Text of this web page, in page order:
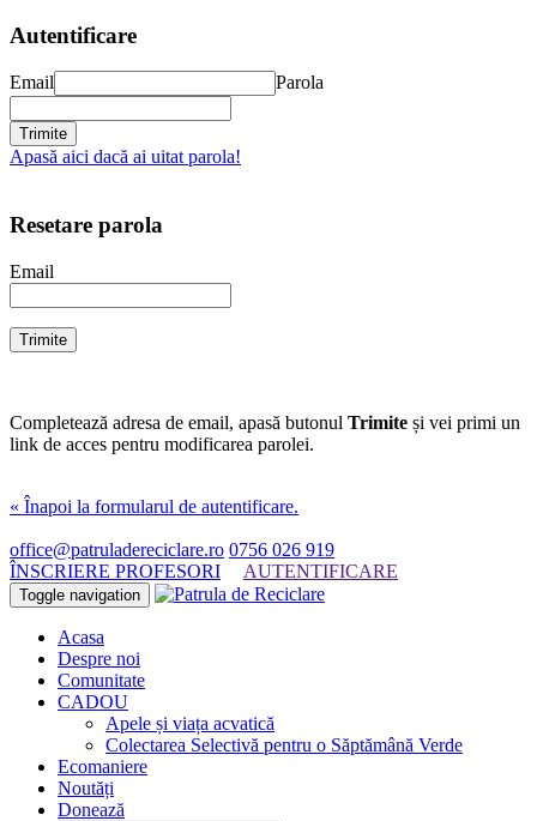
Autentificare
Email Parola
Apasă aici dacă ai uitat parola!
Resetare parola
Email
Completează adresa de email, apasă butonul Trimite și vei primi un
link de acces pentru modificarea parolei.
« Înapoi la formularul de autentificare.
office@patruladereciclare.ro 0756 026 919
ÎNSCRIERE PROFESORI
AUTENTIFICARE
Toggle navigation
Acasa
Despre noi
Comunitate
CADOU
Apele și viața acvatică
Colectarea Selectivă pentru o Săptămână Verde
Ecomaniere
Noutăți
Donează